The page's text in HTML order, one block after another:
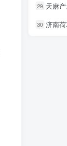
29 天麻
30 济南荷
29 天麻
30 济南荷